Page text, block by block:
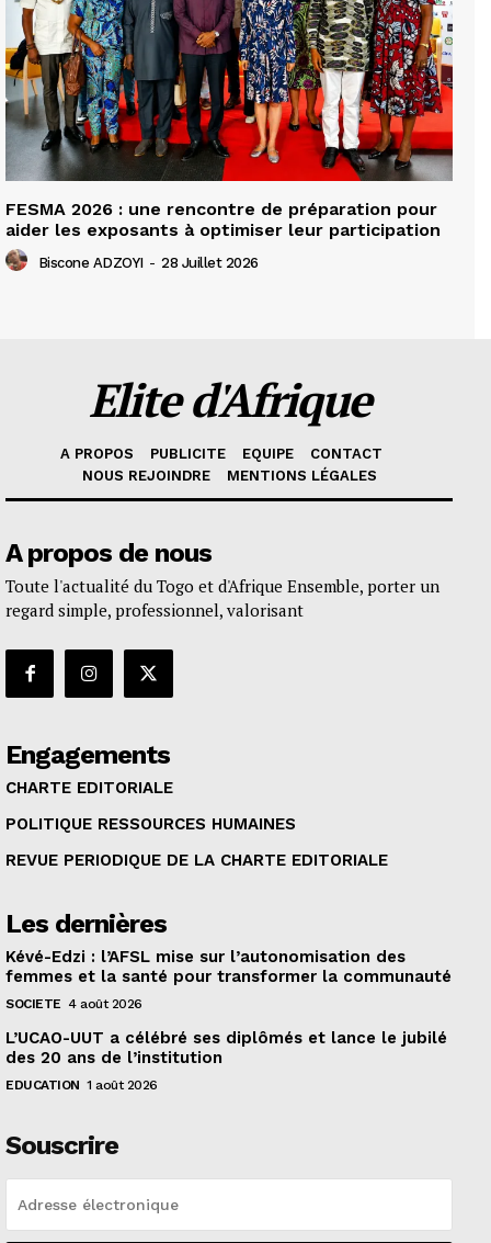
FESMA 2026 : une rencontre de préparation pour
aider les exposants à optimiser leur participation
Biscone ADZOYI - 28 Juillet 2026
Elite d'Afrique
A PROPOS PUBLICITE EQUIPE
CONTACT
NOUS REJOINDRE
MENTIONS LÉGALES
A propos de nous
Toute l'actualité du Togo et d'Afrique Ensemble, porter un
regard simple, professionnel, valorisant
Engagements
CHARTE EDITORIALE
POLITIQUE RESSOURCES HUMAINES
REVUE PERIODIQUE DE LA CHARTE EDITORIALE
Les dernières
Kévé-Edzi : l’AFSL mise sur l’autonomisation des
femmes et la santé pour transformer la communauté
SOCIETE 4 août 2026
L’UCAO-UUT a célébré ses diplômés et lance le jubilé
des 20 ans de l’institution
EDUCATION 1 août 2026
Souscrire